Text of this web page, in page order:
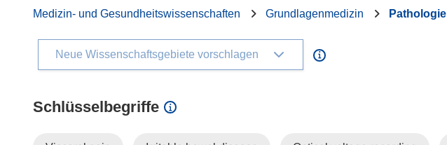
Medizin- und Gesundheitswissenschaften
Grundlagenmedizin Pathologie
Neue Wissenschaftsgebiete vorschlagen
Schlüsselbegriffe